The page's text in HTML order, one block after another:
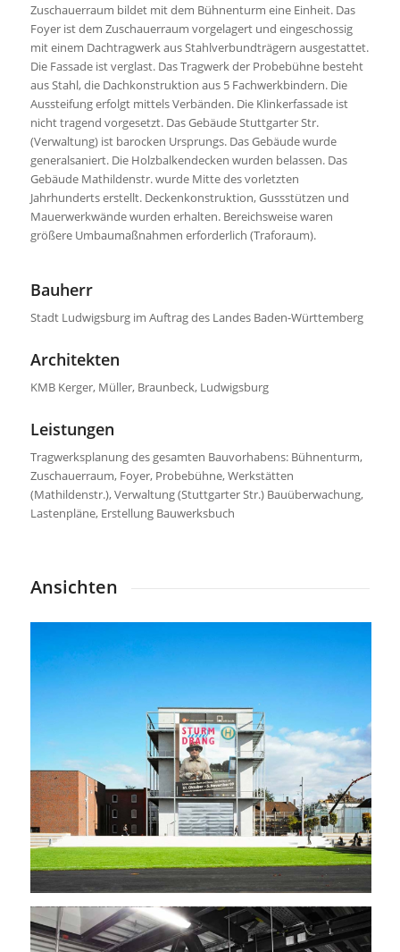
Zuschauerraum bildet mit dem Bühnenturm eine Einheit. Das
Foyer ist dem Zuschauerraum vorgelagert und eingeschossig
mit einem Dachtragwerk aus Stahlverbundträgern ausgestattet.
Die Fassade ist verglast. Das Tragwerk der Probebühne besteht
aus Stahl, die Dachkonstruktion aus 5 Fachwerkbindern. Die
Aussteifung erfolgt mittels Verbänden. Die Klinkerfassade ist
nicht tragend vorgesetzt. Das Gebäude Stuttgarter Str.
(Verwaltung) ist barocken Ursprungs. Das Gebäude wurde
generalsaniert. Die Holzbalkendecken wurden belassen. Das
Gebäude Mathildenstr. wurde Mitte des vorletzten
Jahrhunderts erstellt. Deckenkonstruktion, Gussstützen und
Mauerwerkwände wurden erhalten. Bereichsweise waren
größere Umbaumaßnahmen erforderlich (Traforaum).
Bauherr
Stadt Ludwigsburg im Auftrag des Landes Baden-Württemberg
Architekten
KMB Kerger, Müller, Braunbeck, Ludwigsburg
Leistungen
Tragwerksplanung des gesamten Bauvorhabens: Bühnenturm,
Zuschauerraum, Foyer, Probebühne, Werkstätten
(Mathildenstr.), Verwaltung (Stuttgarter Str.) Bauüberwachung,
Lastenpläne, Erstellung Bauwerksbuch
Ansichten